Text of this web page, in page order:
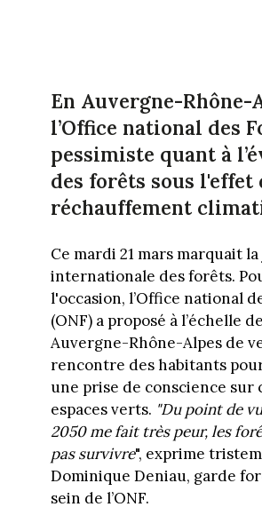
En Auvergne-Rhône-
l’Office national des
pessimiste quant à
des forêts sous l'effet
réchauffement
Ce mardi 21 mars marquait
internationale des forêts.
l'occasion, l’Office national
(ONF) a proposé à l’échelle
Auvergne-Rhône-Alpes de
rencontre des habitants
une prise de conscience sur
espaces verts. "Du point de
2050 me fait très peur, les
pas survivre", exprime
Dominique Deniau, garde
sein de l’ONF.